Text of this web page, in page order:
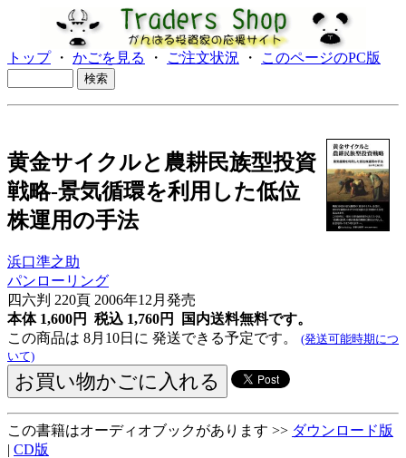
トップ・ かごを見る ・ ご注文状況 ・ このページのPC版
黄金サイクルと農耕民族型投資
戦略-景気循環を利用した低位
株運用の手法
浜口準之助
パンローリング
四六判 220頁 2006年12月発売
本体 1,600円 税込 1,760円
国内送料無料です。
この商品は 8月10日に 発送できる予定です。 (発送可能時期につ
いて)
この書籍はオーディオブックがあります >> ダウンロード版
| CD版